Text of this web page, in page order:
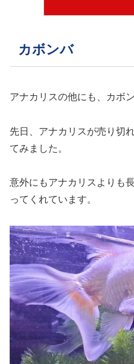
カボンバ
アナカリスの他にも、カボ
先日、アナカリスが売り切
てみました。
意外にもアナカリスよりも
ってくれています。